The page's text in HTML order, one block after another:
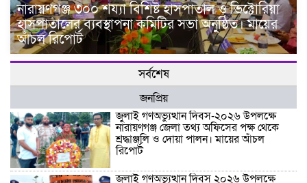
নারায়ণগঞ্জ ৩০০ শয্যা বিশিষ্ট হাসপাতাল ও ভিক্টোরিয়া
হাসপাতালের ব্যবস্থাপনা কমিটির সভা অনুষ্ঠিত। মায়ের
আঁচল রিপোর্ট
সর্বশেষ
জনপ্রিয়
জুলাই গণঅভ্যুত্থান দিবস-২০২৬ উপলক্ষে
নারায়ণগঞ্জ জেলা তথ্য অফিসের পক্ষ থেকে
শ্রদ্ধাঞ্জলি ও দোয়া পালন। মায়ের আঁচল
রিপোর্ট
জুলাই গণঅভ্যুত্থান দিবস ২০২৬ উপলক্ষে